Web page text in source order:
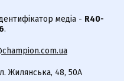
медіа - R40-
.
Жилянська, 48, 50А